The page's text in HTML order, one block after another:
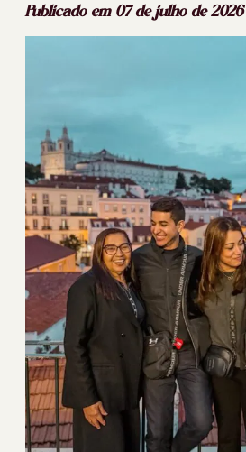
Publicado em 07 de julho de 2026